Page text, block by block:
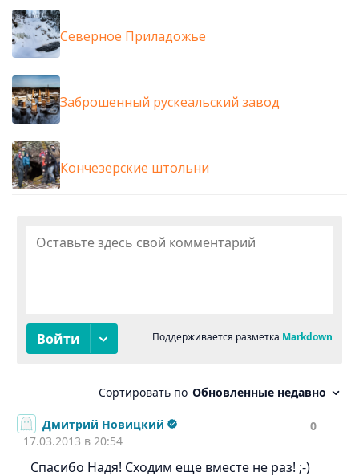
Северное Приладожье
Заброшенный рускеальский завод
Кончезерские штольни